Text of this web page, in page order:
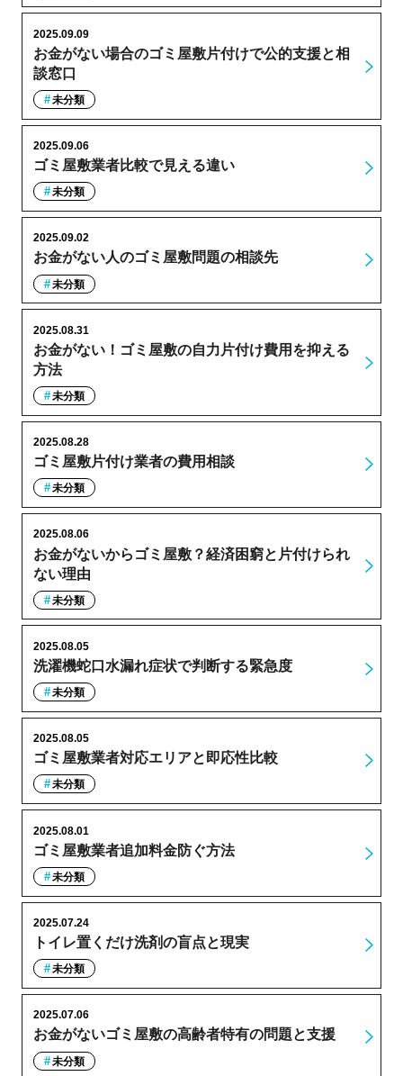
お金がない場合のゴミ屋敷片付けで公的支援と相
談窓口
2025.09.09
未分類
ゴミ屋敷業者比較で見える違い
2025.09.06
未分類
お金がない人のゴミ屋敷問題の相談先
2025.09.02
未分類
お金がない！ゴミ屋敷の自力片付け費用を抑える
方法
2025.08.31
未分類
ゴミ屋敷片付け業者の費用相談
2025.08.28
未分類
お金がないからゴミ屋敷？経済困窮と片付けられ
ない理由
2025.08.06
未分類
洗濯機蛇口水漏れ症状で判断する緊急度
2025.08.05
未分類
ゴミ屋敷業者対応エリアと即応性比較
2025.08.05
未分類
ゴミ屋敷業者追加料金防ぐ方法
2025.08.01
未分類
トイレ置くだけ洗剤の盲点と現実
2025.07.24
未分類
お金がないゴミ屋敷の高齢者特有の問題と支援
2025.07.06
未分類